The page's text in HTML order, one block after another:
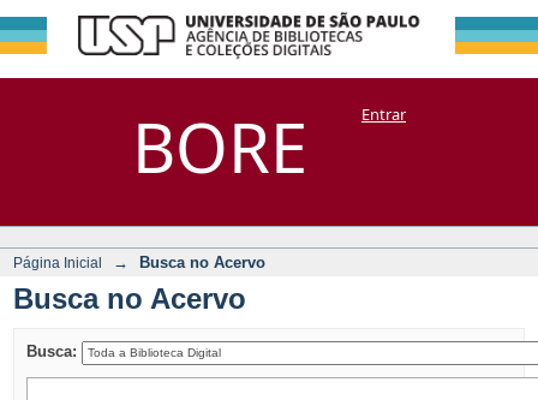
BORE
Busca no Acervo
DSpace/Manakin + CoriscoEntrar
Página Inicial → Busca no Acervo
Busca no Acervo
Busca: